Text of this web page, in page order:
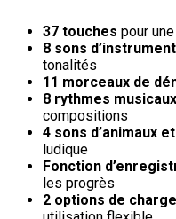
37 touches pour
8 sons
tonalités
11 morceaux de
8 rythmes musicaux
compositions
4 sons d’animaux
ludique
Fonction
les progrès
2 options de charge